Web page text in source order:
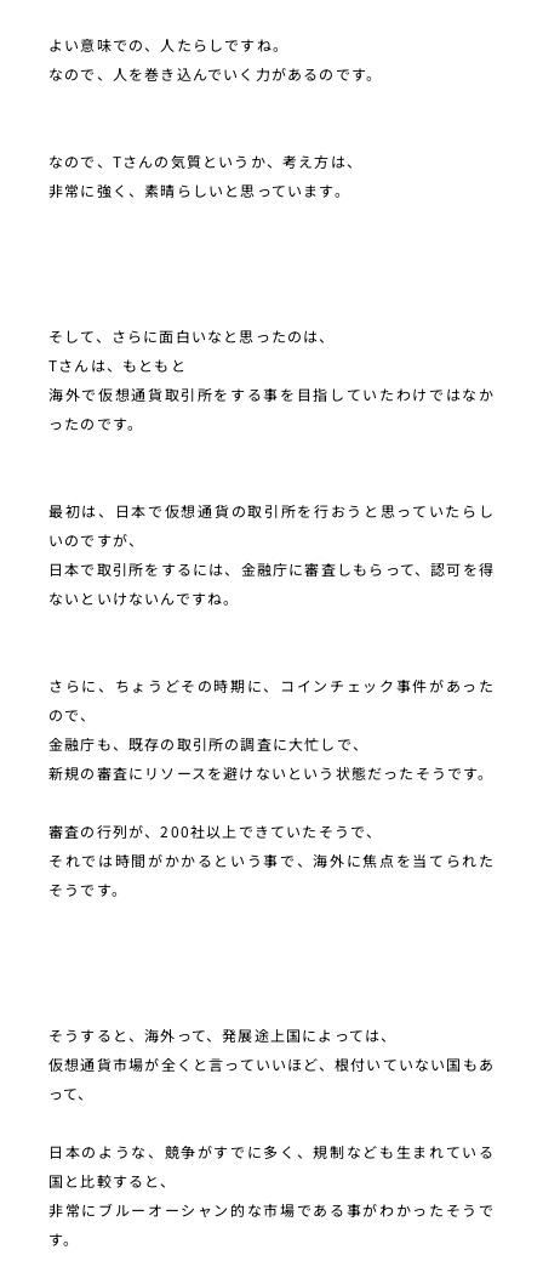
よい意味での、人たらしですね。
なので、人を巻き込んでいく力があるのです。
なので、Tさんの気質というか、考え方は、
非常に強く、素晴らしいと思っています。
そして、さらに面白いなと思ったのは、
Tさんは、もともと
海外で仮想通貨取引所をする事を目指していたわけではなか
ったのです。
最初は、日本で仮想通貨の取引所を行おうと思っていたらし
いのですが、
日本で取引所をするには、金融庁に審査しもらって、認可を得
ないといけないんですね。
さらに、ちょうどその時期に、コインチェック事件があった
ので、
金融庁も、既存の取引所の調査に大忙しで、
新規の審査にリソースを避けないという状態だったそうです。
審査の行列が、200社以上できていたそうで、
それでは時間がかかるという事で、海外に焦点を当てられた
そうです。
そうすると、海外って、発展途上国によっては、
仮想通貨市場が全くと言っていいほど、根付いていない国もあ
って、
日本のような、競争がすでに多く、規制なども生まれている
国と比較すると、
非常にブルーオーシャン的な市場である事がわかったそうで
す。